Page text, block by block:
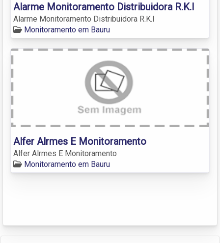
Alarme Monitoramento Distribuidora R.K.I
Alarme Monitoramento Distribuidora R.K.I
Monitoramento em Bauru
Alfer Alrmes E Monitoramento
Alfer Alrmes E Monitoramento
Monitoramento em Bauru